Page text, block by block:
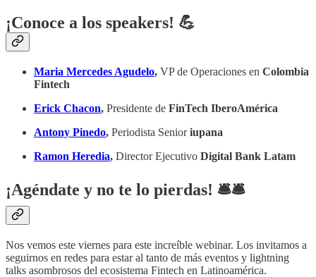
¡Conoce a los speakers! 💪
Maria Mercedes Agudelo, VP de Operaciones en Colombia
Fintech
Erick Chacon, Presidente de FinTech IberoAmérica
Antony Pinedo, Periodista Senioriupana
Ramon Heredia, Director Ejecutivo Digital Bank Latam
¡Agéndate y no te lo pierdas! 🛎️​🛎️​
Nos vemos este viernes para este increíble webinar. Los invitamos a
seguirnos en redes para estar al tanto de más eventos y lightning
talks asombrosos del ecosistema Fintech en Latinoamérica.